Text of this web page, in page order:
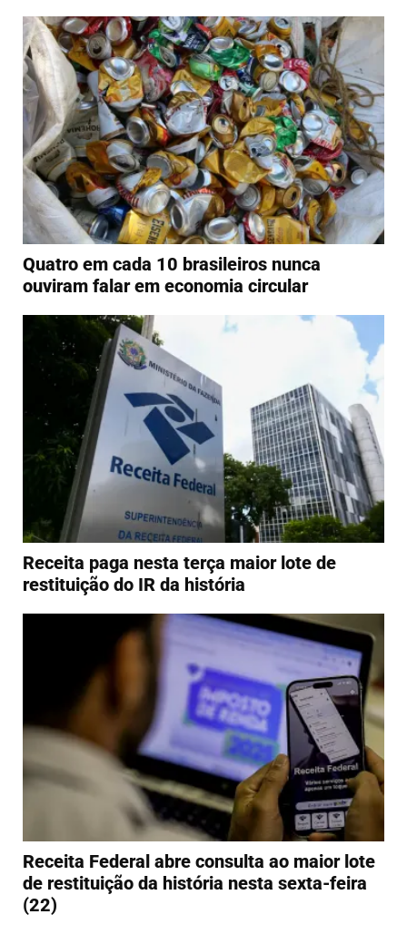
Quatro em cada 10 brasileiros nunca
ouviram falar em economia circular
Receita paga nesta terça maior lote de
restituição do IR da história
Receita Federal abre consulta ao maior lote
de restituição da história nesta sexta-feira
(22)